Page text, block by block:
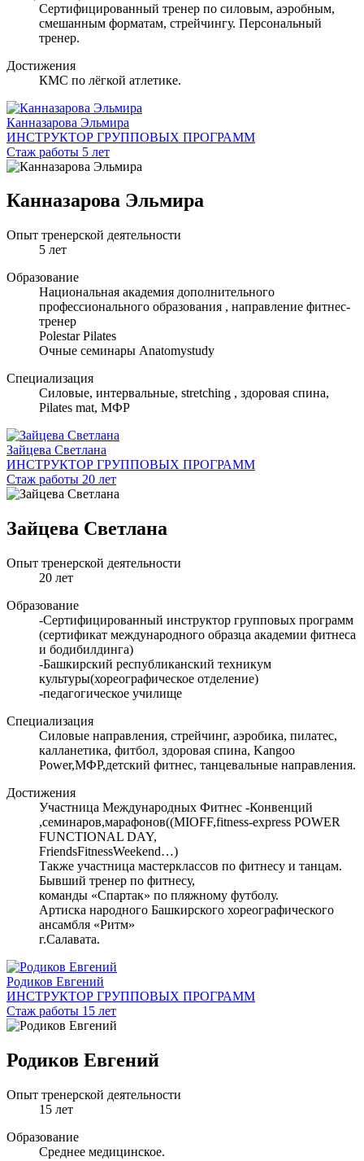
Сертифицированный тренер по силовым, аэробным,
смешанным форматам, стрейчингу. Персональный
тренер.
Достижения
КМС по лёгкой атлетике.
Канназарова Эльмира
ИНСТРУКТОР ГРУППОВЫХ ПРОГРАММ
Стаж работы 5 лет
Канназарова Эльмира
Опыт тренерской деятельности
5 лет
Образование
Национальная академия дополнительного
профессионального образования , направление фитнес-
тренер
Polestar Pilates
Очные семинары Anatomystudy
Специализация
Cиловые, интервальные, stretching , здоровая спина,
Pilates mat, МФР
Зайцева Светлана
ИНСТРУКТОР ГРУППОВЫХ ПРОГРАММ
Стаж работы 20 лет
Зайцева Светлана
Опыт тренерской деятельности
20 лет
Образование
-Сертифицированный инструктор групповых программ
(сертификат международного образца академии фитнеса
и бодибилдинга)
-Башкирский республиканский техникум
культуры(хореографическое отделение)
-педагогическое училище
Специализация
Силовые направления, стрейчинг, аэробика, пилатес,
калланетика, фитбол, здоровая спина, Kangoo
Power,МФР,детский фитнес, танцевальные направления.
Достижения
Участница Международных Фитнес -Конвенций
,семинаров,марафонов((MIOFF,fitness-express POWER
FUNCTIONAL DAY,
FriendsFitnessWeekend…)
Также участница мастерклассов по фитнесу и танцам.
Бывший тренер по фитнесу,
команды «Спартак» по пляжному футболу.
Артиска народного Башкирского хореографического
ансамбля «Ритм»
г.Салавата.
Родиков Евгений
ИНСТРУКТОР ГРУППОВЫХ ПРОГРАММ
Стаж работы 15 лет
Родиков Евгений
Опыт тренерской деятельности
15 лет
Образование
Среднее медицинское.